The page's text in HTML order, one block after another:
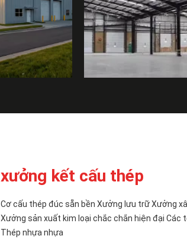
xưởng kết cấu thép
Cơ cấu thép đúc sẵn bền Xưởng lưu trữ Xưởng
Xưởng sản xuất kim loại chắc chắn hiện đại Các
Thép nhựa nhựa